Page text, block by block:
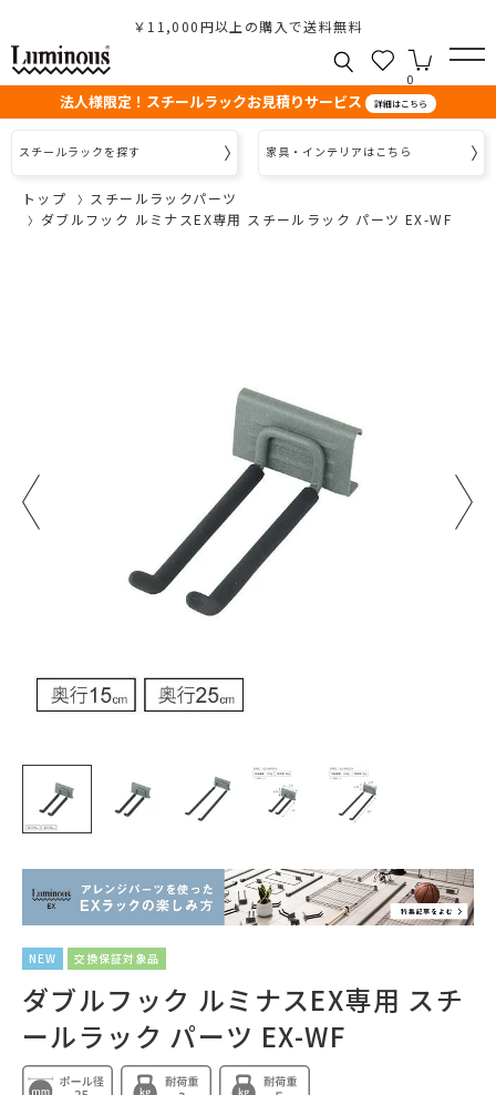
￥11,000円以上の購入で送料無料
0
法人様限定！スチールラックお見積りサービス 詳細はこちら
スチールラックを探す 家具・インテリアはこちら
トップ
スチールラックパーツ
ダブルフック ルミナスEX専用 スチールラック パーツ EX-WF
NEW 交換保証対象品
ダブルフック ルミナスEX専用 スチ
ールラック パーツ EX-WF